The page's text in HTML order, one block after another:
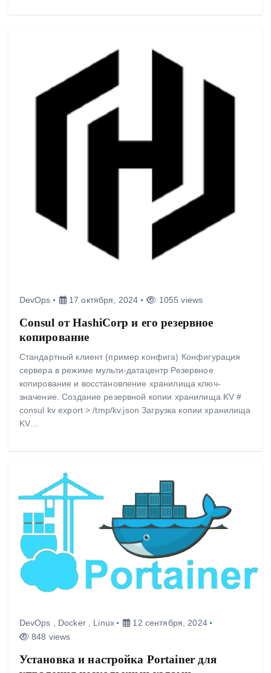
DevOps 17 октября, 2024 1055 views
Consul от HashiCorp и его резервное
копирование
Стандартный клиент (пример конфига) Конфигурация
сервера в режиме мульти-датацентр Резервное
копирование и восстановление хранилища ключ-
значение. Создание резервной копии хранилища KV #
consul kv export > /tmp/kv.json Загрузка копии хранилища
KV…
DevOps , Docker, Linux
12 сентября, 2024
848 views
Установка и настройка Portainer для